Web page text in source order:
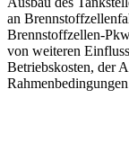
an
Brennstoffzellen-
von weiteren
Betriebskosten, der